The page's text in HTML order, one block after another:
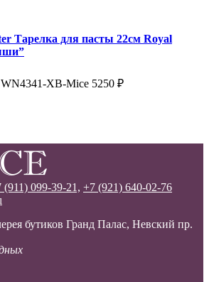
Тарелка для пасты 22см Royal
XB-Mice 5250 ₽
(911) 099-39-21, +7 (921) 640-02-76
бутиков Гранд Палас, Невский пр.